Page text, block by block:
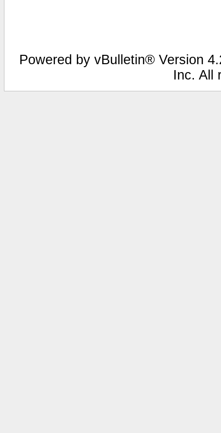
Powered by vBulletin® Version
Inc. All